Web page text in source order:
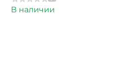
В наличии